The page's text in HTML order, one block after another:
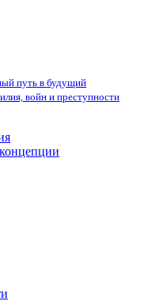
путь в будущий
войн и преступности